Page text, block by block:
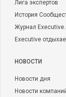
Лига экспертов
История
Журнал
Executive
НОВОСТИ
Новости дня
Новости